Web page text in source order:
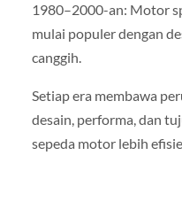
1980–2000-an: Motor
mulai populer dengan
canggih.
Setiap era membawa
desain, performa, dan
sepeda motor lebih